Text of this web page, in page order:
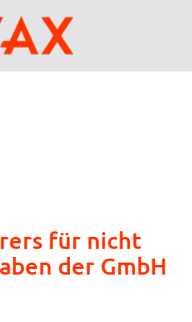
für nicht
der GmbH